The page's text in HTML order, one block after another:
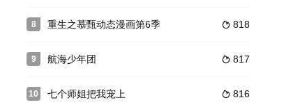
互争斗。怀揣元帅梦想的唐龙，凭借智
市，田小咖是一个普通的小学生，个子不高，看起来很好欺负，但是他
8  818
重生之慕甄动态漫画第6季
9  817
航海少年团
10  816
七个师姐把我宠上